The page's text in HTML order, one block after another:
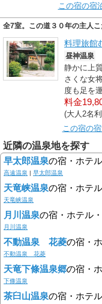
この宿の宿
全7室。この道３０年の主人
料理旅館
昼神温泉
静かに上
さくな女
度も足を
料金
(大人2名
この宿の
近隣の温泉地を探す
早太郎温泉の宿・ホテ
高遠温泉 | 早太郎温泉
天竜峡温泉の宿・ホテ
天竜峡温泉
月川温泉の宿・ホテル
月川温泉
不動温泉 花菱の宿・
不動温泉 花菱
天竜下條温泉郷の宿・
下條温泉
茶臼山温泉の宿・ホテ